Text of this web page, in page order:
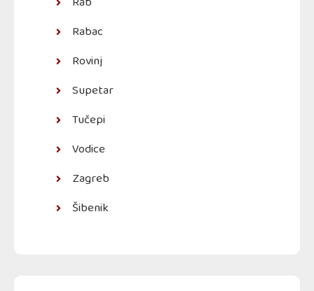
Rabac
Rovinj
Supetar
Tučepi
Vodice
Zagreb
Šibenik